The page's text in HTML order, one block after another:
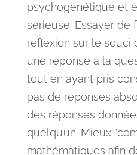
psychogénétique et
sérieuse. Essayer de
réflexion sur le souci
une réponse à la
tout en ayant pris
pas de réponses
des réponses
quelqu’un. Mieux
mathématiques afin